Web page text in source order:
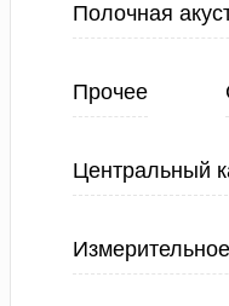
Полочная
Прочее
Центральный